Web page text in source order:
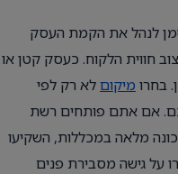
לנהל את הקמת העסק
חווית הלקוח. כעסק קטן או
בחרו מיקוםלא רק לפי
אם אתם פותחים רשת
מלאה במכללות, השקיעו
על גישה מסבירת פנים